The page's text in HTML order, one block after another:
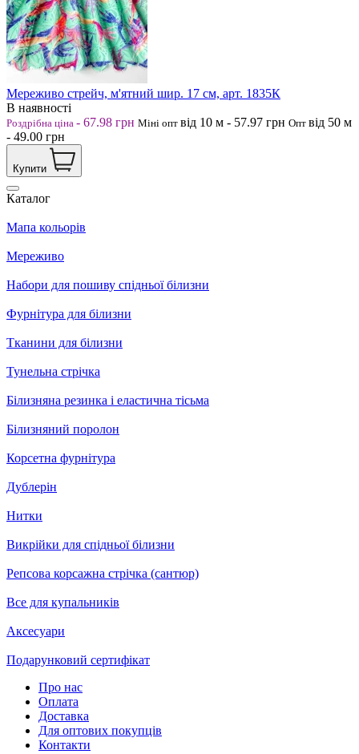
Мереживо стрейч, м'ятний шир. 17 см, арт. 1835К
В наявності
Роздрібна ціна - 67.98 грн Міні опт від 10 м - 57.97 грн Опт від 50 м
- 49.00 грн
Купити
Каталог
Мапа кольорів
Мереживо
Набори для пошиву спідньої білизни
Фурнітура для білизни
Тканини для білизни
Тунельна стрічка
Білизняна резинка і еластична тісьма
Білизняний поролон
Корсетна фурнітура
Дублерін
Нитки
Викрійки для спідньої білизни
Репсова корсажна стрічка (сантюр)
Все для купальників
Аксесуари
Подарунковий сертифікат
Про нас
Оплата
Доставка
Для оптових покупців
Контакти